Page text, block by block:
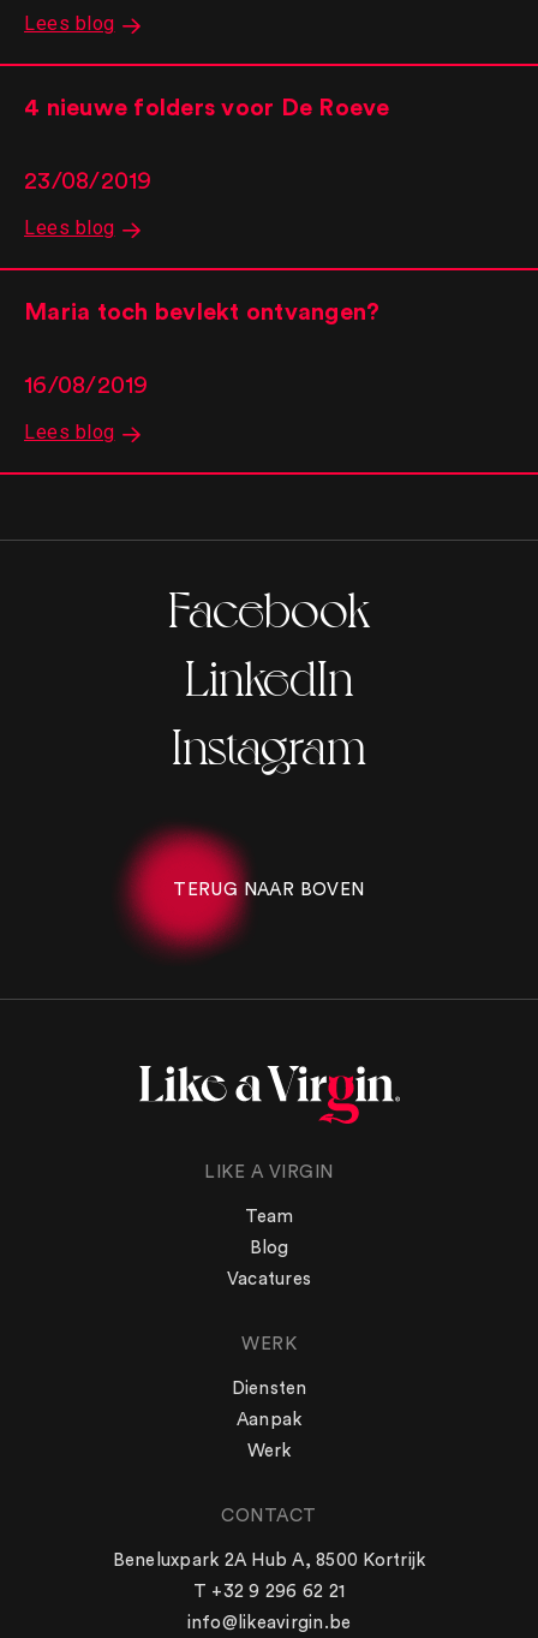
WERK
Diensten
Werk
Lees blog
4 nieuwe folders voor De Roeve
23/08/2019
Lees blog
Maria toch bevlekt ontvangen?
16/08/2019
Lees blog
Facebook
LinkedIn
Instagram
TERUG NAAR BOVEN
LIKE A VIRGIN
Team
Blog
Vacatures
WERK
Diensten
Aanpak
Werk
CONTACT
Beneluxpark 2A Hub A, 8500 Kortrijk
T +32 9 296 62 21
info@likeavirgin.be